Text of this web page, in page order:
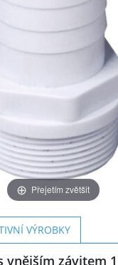
Přejetím zvětšit
VÝROBKY
vnějším závitem